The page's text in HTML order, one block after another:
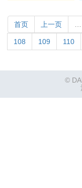
首页 上一页
108 109 110
©